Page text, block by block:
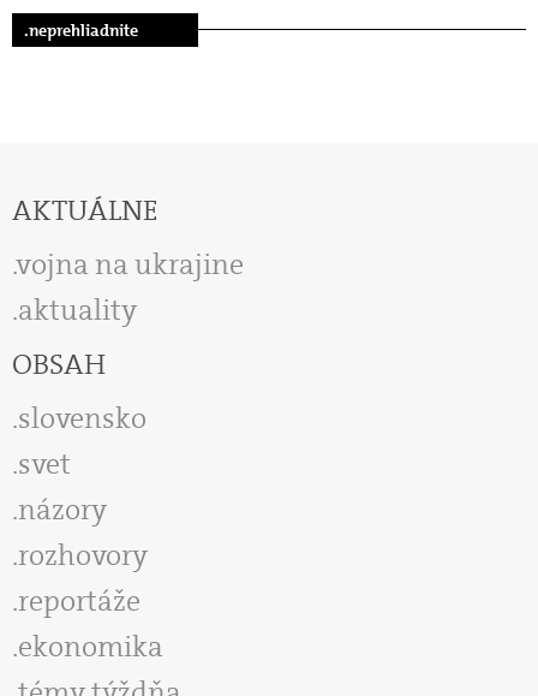
.neprehliadnite
AKTUÁLNE
vojna na ukrajine
aktuality
OBSAH
slovensko
svet
názory
rozhovory
reportáže
ekonomika